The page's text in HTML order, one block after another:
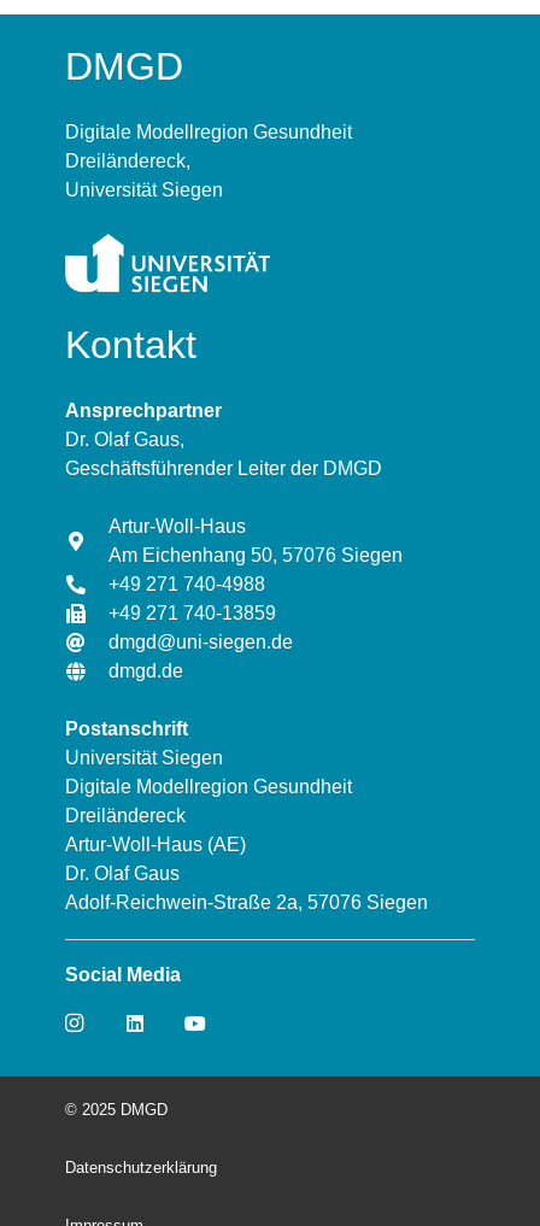
DMGD
Digitale Modellregion Gesundheit
Dreiländereck,
Universität Siegen
Kontakt
Ansprechpartner
Dr. Olaf Gaus,
Geschäftsführender Leiter der DMGD
Artur-Woll-Haus
Am Eichenhang 50, 57076 Siegen
+49 271 740-4988
+49 271 740-13859
dmgd@uni-siegen.de
dmgd.de
Postanschrift
Universität Siegen
Digitale Modellregion Gesundheit
Dreiländereck
Artur-Woll-Haus (AE)
Dr. Olaf Gaus
Adolf-Reichwein-Straße 2a, 57076 Siegen
Social Media
© 2025 DMGD
Datenschutzerklärung